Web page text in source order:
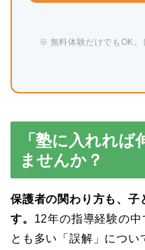
※ 無料体験だけでもOK。
「塾に入れれ
ませんか？
保護者の関わり方も、子
す。 12年の指導経験の
とも多い「誤解」につい